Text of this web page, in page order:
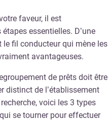
faveur, il est
essentielles. D’une
le fil conducteur qui mène les
avantageuses.
de prêts doit être
distinct de l’établissement
voici les 3 types
se tourner pour effectuer